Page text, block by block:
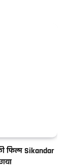
फिल्म Sikandar